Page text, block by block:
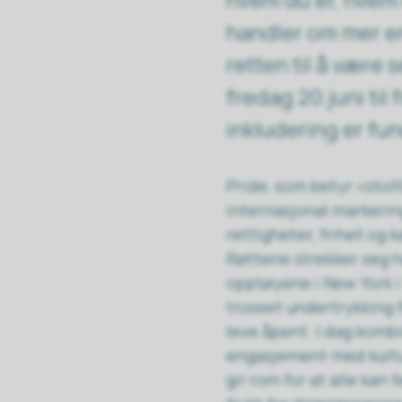
handler om mer
retten til å være
fredag 20.juni til
inkludering er
Pride, som betyr
internasjonal
rettigheter, frihet og
Røttene strekker seg
opptøyene i New York
trosset undertrykking
leve åpent. I dag
engasjement med
gir rom for at alle kan